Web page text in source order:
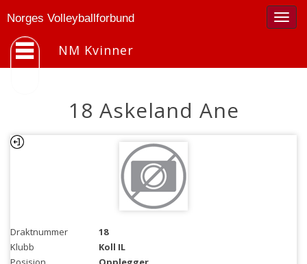
Norges Volleyballforbund
NM Kvinner
18 Askeland Ane
Draktnummer
18
Klubb
Koll IL